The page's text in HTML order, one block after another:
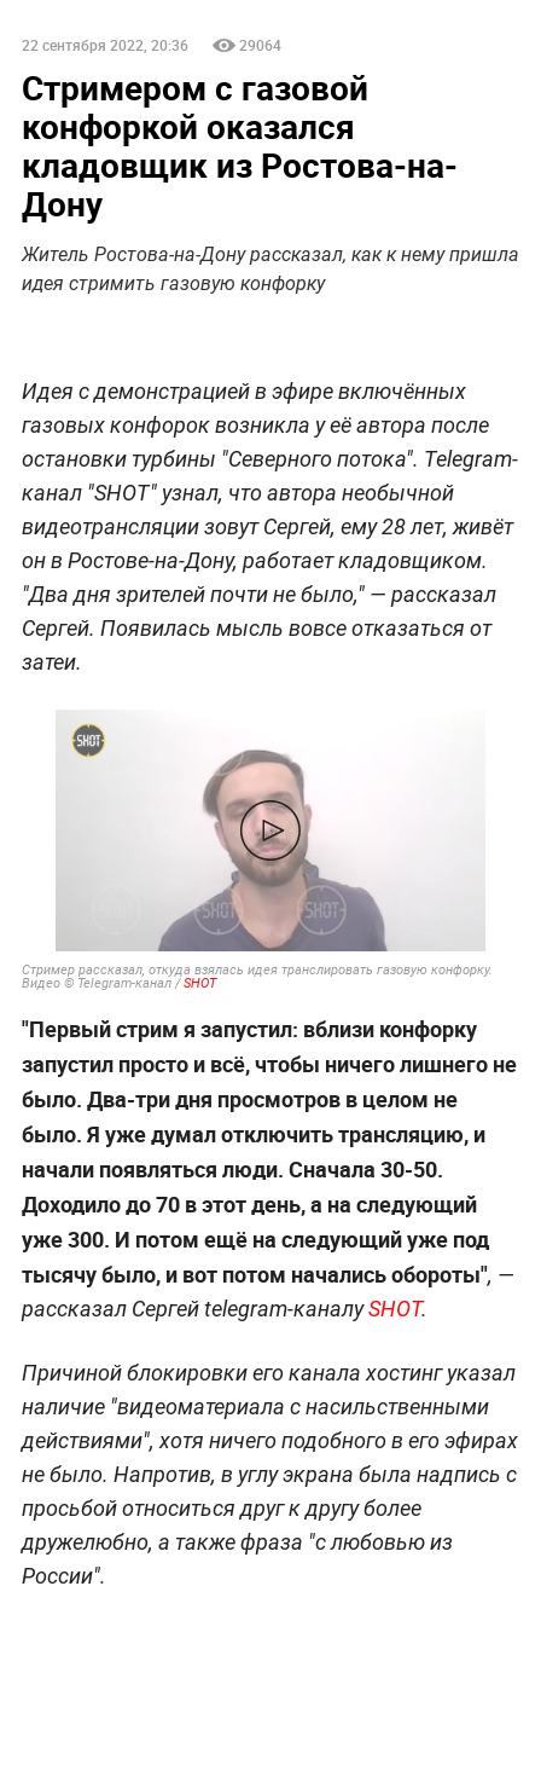
22 сентября 2022, 20:36 29064
Стримером с газовой
конфоркой оказался
кладовщик из Ростова-на-
Дону
Житель Ростова-на-Дону рассказал, как к нему пришла
идея стримить газовую конфорку
Идея с демонстрацией в эфире включённых
газовых конфорок возникла у её автора после
остановки турбины "Северного потока". Telegram-
канал "SHOT" узнал, что автора необычной
видеотрансляции зовут Сергей, ему 28 лет, живёт
он в Ростове-на-Дону, работает кладовщиком.
"Два дня зрителей почти не было," — рассказал
Сергей. Появилась мысль вовсе отказаться от
затеи.
Стример рассказал, откуда взялась идея транслировать газовую конфорку.
Видео © Telegram-канал /SHOT
"Первый стрим я запустил: вблизи конфорку
запустил просто и всё, чтобы ничего лишнего не
было. Два-три дня просмотров в целом не
было. Я уже думал отключить трансляцию, и
начали появляться люди. Сначала 30-50.
Доходило до 70 в этот день, а на следующий
уже 300. И потом ещё на следующий уже под
тысячу было, и вот потом начались обороты", —
рассказал Сергей telegram-каналуSHOT.
Причиной блокировки его канала хостинг указал
наличие "видеоматериала с насильственными
действиями", хотя ничего подобного в его эфирах
не было. Напротив, в углу экрана была надпись с
просьбой относиться друг к другу более
дружелюбно, а также фраза "c любовью из
России".